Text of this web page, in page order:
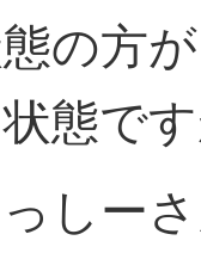
の方が
態で
しー